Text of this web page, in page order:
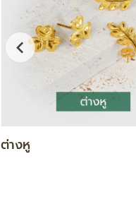
DIAMOND GOLD SET